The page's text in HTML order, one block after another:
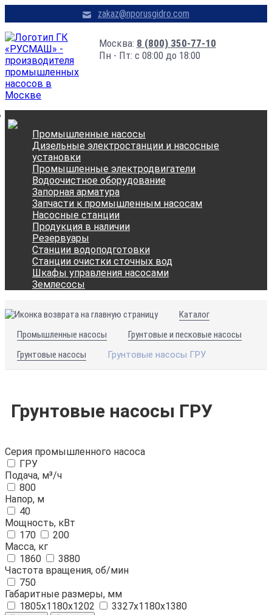
zakaz@nporusgidro.com
Москва: 8 (800) 350-77-10
Пн - Пт: с 08:00 до 18:00
Промышленные насосы
Дизельные электростанции и насосные
установки
Промышленные электродвигатели
Водоочистное оборудование
Запорная арматура
Запчасти к промышленным насосам
Насосные станции
Продукция в наличии
Резервуары
Станции водоподготовки
Станции очистки сточных вод
Шкафы управления насосами
Землесосы
Каталог
Промышленные насосы
Грунтовые и песковые насосы
Грунтовые насосы
Грунтовые насосы ГРУ
Грунтовые насосы ГРУ
Серия промышленного насоса
ГРУ
Подача, м³/ч
800
Напор, м
40
Мощность, кВт
170
200
Масса, кг
1860
3880
Частота вращения, об/мин
750
Габаритные размеры, мм
1805x1180x1202
3327х1180х1380